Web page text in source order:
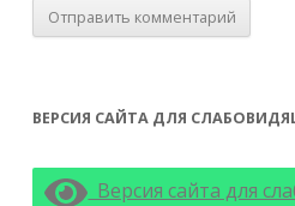
ВЕРСИЯ САЙТА ДЛЯ
Версия сайта для